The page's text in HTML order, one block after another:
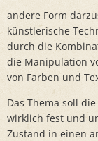
andere Form
künstlerische
durch die
die Manipulation
von Farben und
Das Thema soll
wirklich fest und
Zustand in einen